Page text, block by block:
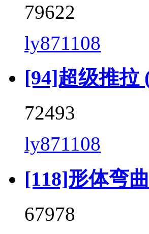
79622
ly871108
[94]超级推拉
72493
ly871108
[118]形体弯
67978